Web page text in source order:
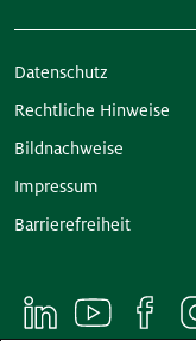
Datenschutz
Rechtliche Hinweise
Bildnachweise
Impressum
Barrierefreiheit